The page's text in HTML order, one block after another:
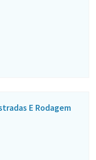
E Rodagem